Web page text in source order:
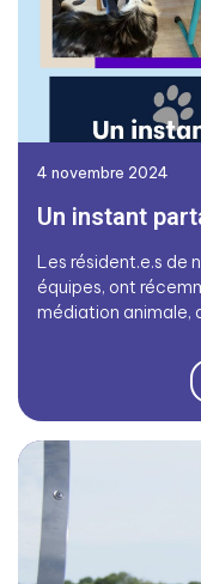
4 novembre 2024
Un instant
Les résident.e.s de
équipes, ont
médiation animale,